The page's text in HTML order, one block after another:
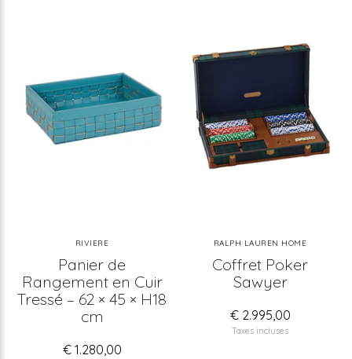
RIVIERE
Panier de
Rangement en Cuir
Tressé – 62 × 45 × H18
cm
€ 1.280,00
RALPH LAUREN HOME
Coffret Poker
Sawyer
€ 2.995,00
Taxes incluses